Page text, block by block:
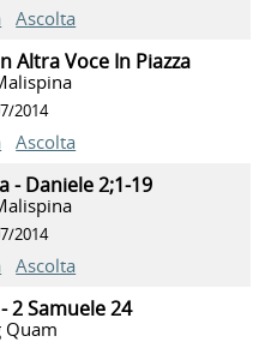
Ascolta
Altra Voce In Piazza
2014
Ascolta
- Daniele 2;1-19
2014
Ascolta
2 Samuele 24
Quam